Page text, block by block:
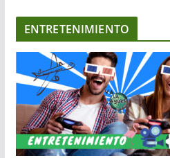
ENTRETENIMIENTO